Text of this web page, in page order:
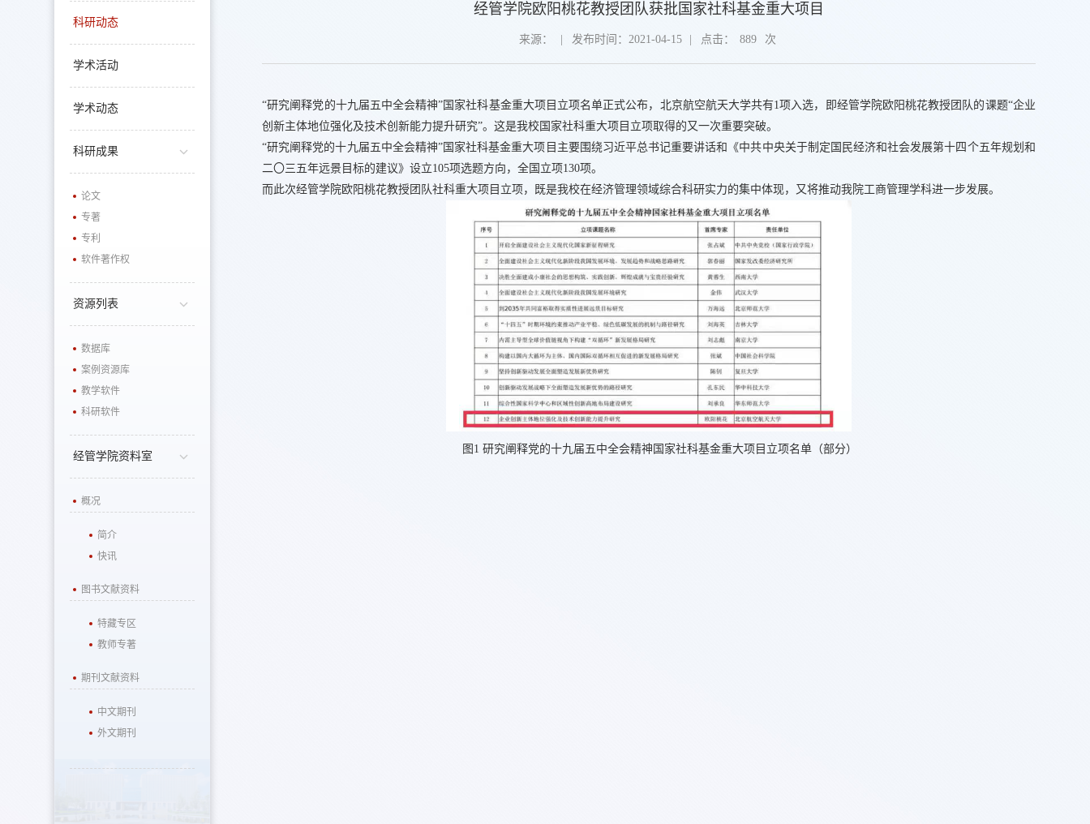
科研动态
学术活动
学术动态
科研成果
论文
专著
专利
软件著作权
资源列表
数据库
案例资源库
教学软件
科研软件
经管学院资料室
概况
简介
快讯
图书文献资料
特藏专区
教师专著
期刊文献资料
中文期刊
外文期刊
经管学院欧阳桃花教授团队获批国家社科基金重大项目
来源： 发布时间：2021-04-15 点击： 889 次
“研究阐释党的十九届五中全会精神”国家社科基金重大项目立项名单正式公布，北京航空航天大学共有1项入选，即经管学院欧阳桃花教授团队的课题“企业
创新主体地位强化及技术创新能力提升研究”。这是我校国家社科重大项目立项取得的又一次重要突破。
“研究阐释党的十九届五中全会精神”国家社科基金重大项目主要围绕习近平总书记重要讲话和《中共中央关于制定国民经济和社会发展第十四个五年规划和
二〇三五年远景目标的建议》设立105项选题方向，全国立项130项。
而此次经管学院欧阳桃花教授团队社科重大项目立项，既是我校在经济管理领域综合科研实力的集中体现，又将推动我院工商管理学科进一步发展。
图 1 研究阐释党的十九届五中全会精神国家社科基金重大项目立项名单（部分）